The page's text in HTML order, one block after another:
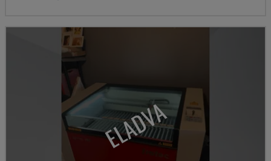
ELADVA